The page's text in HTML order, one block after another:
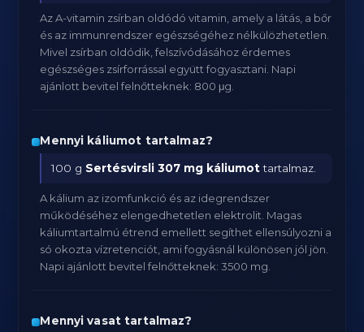
Az A-vitamin zsírban oldódó vitamin, amely a látás, a bőr
és az immunrendszer egészségéhez nélkülözhetetlen.
Mivel zsírban oldódik, felszívódásához érdemes
egészséges zsírforrással együtt fogyasztani. Napi
ajánlott bevitel felnőtteknek: 800 μg.
Mennyi káliumot tartalmaz?
100 g Sertésvirsli 307 mg káliumottartalmaz.
A kálium az izomfunkció és az idegrendszer
működéséhez elengedhetetlen elektrolit. Magas
káliumtartalmú étrend emellett segíthet ellensúlyozni a
só okozta vízretenciót, ami fogyásnál különösen jól jön.
Napi ajánlott bevitel felnőtteknek: 3500 mg.
Mennyi vasat tartalmaz?